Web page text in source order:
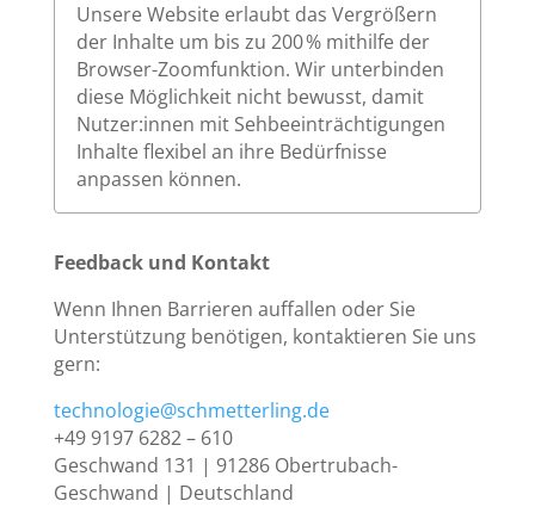
Unsere Website erlaubt das Vergrößern
der Inhalte um bis zu 200 % mithilfe der
Browser-Zoomfunktion. Wir unterbinden
diese Möglichkeit nicht bewusst, damit
Nutzer:innen mit Sehbeeinträchtigungen
Inhalte flexibel an ihre Bedürfnisse
anpassen können.
Feedback und Kontakt
Wenn Ihnen Barrieren auffallen oder Sie
Unterstützung benötigen, kontaktieren Sie uns
gern:
technologie@schmetterling.de
+49 9197 6282 – 610
Geschwand 131 | 91286 Obertrubach-
Geschwand | Deutschland